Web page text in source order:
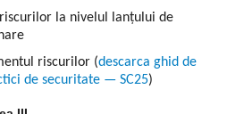
la nivelul lanțului de
riscurilor (descarca ghid de
de securitate — SC25)